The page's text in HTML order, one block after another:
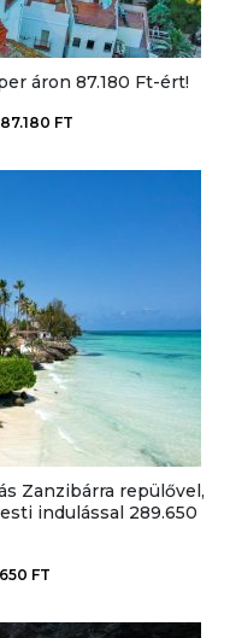
áron 87.180 Ft-ért!
87.180 FT
Zanzibárra repülővel,
indulással 289.650
FT